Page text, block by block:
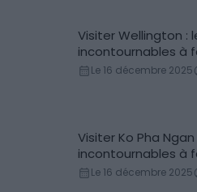
Incontournables
Visiter Wellington :
incontournables à
Le 16 décembre 2025
Incontournables
Visiter Ko Pha Ngan
incontournables à
Le 16 décembre 2025